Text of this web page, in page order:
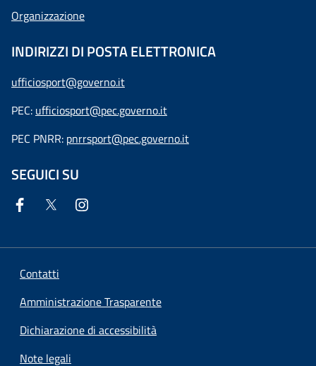
Organizzazione
INDIRIZZI DI POSTA ELETTRONICA
ufficiosport@governo.it
PEC: ufficiosport@pec.governo.it
PEC PNRR: pnrrsport@pec.governo.it
SEGUICI SU
Contatti
Amministrazione Trasparente
Dichiarazione di accessibilità
Note legali